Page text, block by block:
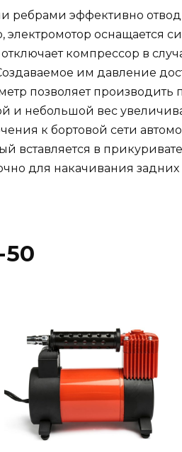
ребрами эффективно
электромотор оснащается
компрессор в
им давление
позволяет производить
и небольшой вес
к бортовой сети
вставляется в
для накачивания
50